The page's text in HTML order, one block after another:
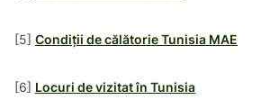
[5] Condiții de călătorie Tunisia MAE
[6] Locuri de vizitat în Tunisia